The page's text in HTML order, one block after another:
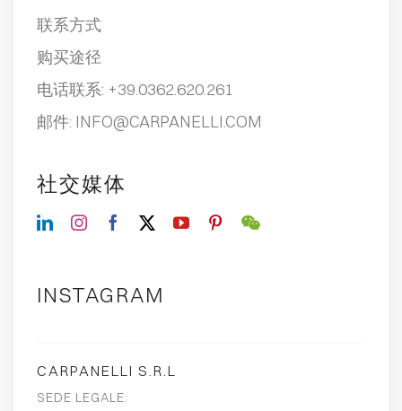
联系方式
购买途径
电话联系: +39.0362.620.261
邮件: INFO@CARPANELLI.COM
社交媒体
INSTAGRAM
CARPANELLI S.R.L
SEDE LEGALE: